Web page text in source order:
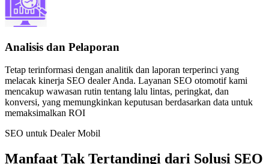
Analisis dan Pelaporan
Tetap terinformasi dengan analitik dan laporan terperinci yang
melacak kinerja SEO dealer Anda. Layanan SEO otomotif kami
mencakup wawasan rutin tentang lalu lintas, peringkat, dan
konversi, yang memungkinkan keputusan berdasarkan data untuk
memaksimalkan ROI
SEO untuk Dealer Mobil
Manfaat Tak Tertandingi dari Solusi SEO